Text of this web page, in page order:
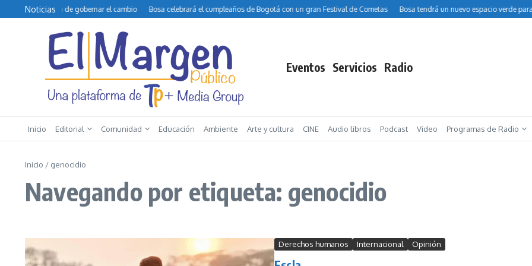
Saltar al contenido
Noticias
y la difícil tarea de gobernar el cambio Bosa celebrará el cumpleaños de Bogotá con un gran Festival de Cometas Bosa tendrá un nuevo espacio verde para
Eventos Servicios Radio
Inicio Editorial Comunidad Educación Ambiente Arte y cultura CINE Audio libros Podcast Video Programas de Radio
Inicio / genocidio
Navegando por etiqueta: genocidio
Derechos humanos Internacional Opinión